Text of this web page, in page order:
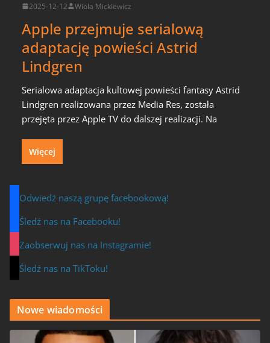
2025-12-12 Wiola Mickiewicz
Apple przejmuje serialową
adaptację powieści Astrid
Lindgren
Serialowa adaptacja kultowej powieści fantasy Astrid
Lindgren realizowana przez Media Res, została
przejęta przez Apple TV do dalszej realizacji. Na
Więcej
Odwiedź naszą grupę facebookową!
Śledź nas na Facebooku!
Zaobserwuj nas na Instagramie!
Śledź nas na TikToku!
Nowe wiadomości